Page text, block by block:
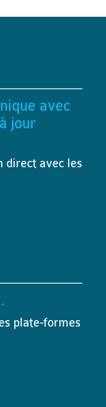
avec
jour
direct avec les
plate-formes